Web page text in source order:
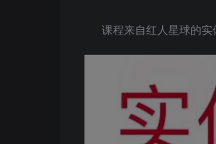
课程来自红人星球的实